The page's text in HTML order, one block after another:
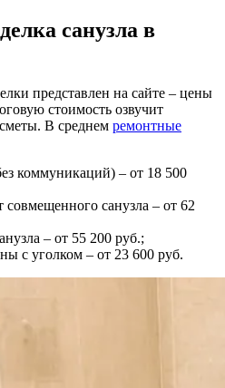
санузла в
представлен на сайте – цены
стоимость озвучит
В среднем ремонтные
коммуникаций) – от 18 500
совмещенного санузла – от 62
– от 55 200 руб.;
с уголком – от 23 600 руб.